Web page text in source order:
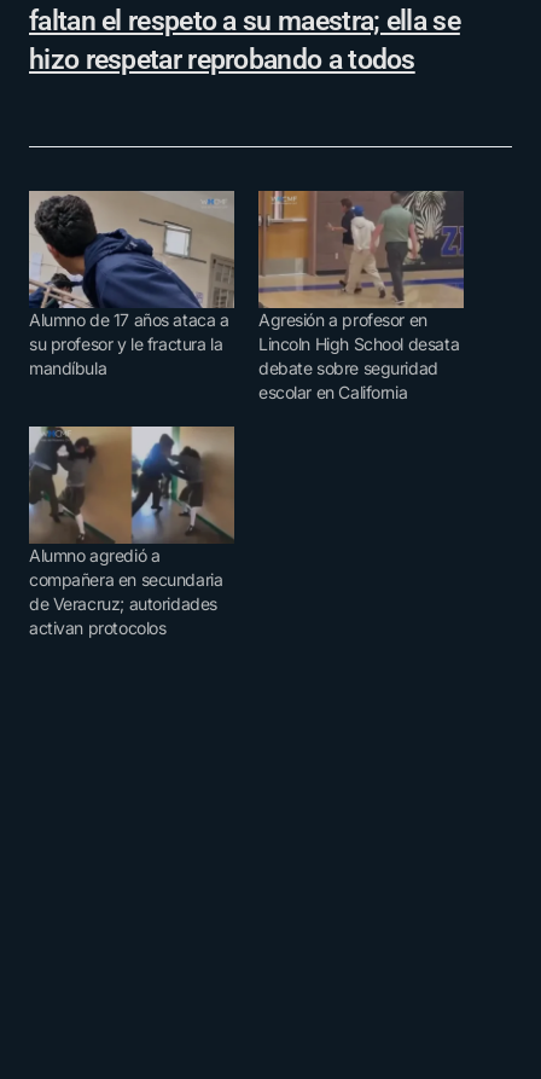
faltan el respeto a su maestra; ella se
hizo respetar reprobando a todos
Alumno de 17 años ataca a
su profesor y le fractura la
mandíbula
Agresión a profesor en
Lincoln High School desata
debate sobre seguridad
escolar en California
Alumno agredió a
compañera en secundaria
de Veracruz; autoridades
activan protocolos